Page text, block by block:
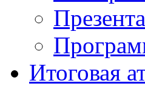
Итоговая